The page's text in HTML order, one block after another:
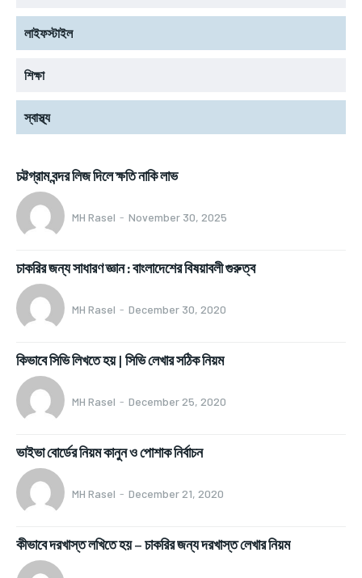
লাইফস্টাইল
শিক্ষা
স্বাস্থ্য
চট্টগ্রাম বন্দর লিজ দিলে ক্ষতি নাকি লাভ
MH Rasel - November 30, 2025
চাকরির জন্য সাধারণ জ্ঞান : বাংলাদেশের বিষয়াবলী গুরুত্ব
MH Rasel - December 30, 2020
কিভাবে সিভি লিখতে হয় | সিভি লেখার সঠিক নিয়ম
MH Rasel - December 25, 2020
ভাইভা বোর্ডের নিয়ম কানুন ও পোশাক নির্বাচন
MH Rasel - December 21, 2020
কীভাবে দরখাস্ত লখিতে হয় – চাকরির জন্য দরখাস্ত লেখার নিয়ম